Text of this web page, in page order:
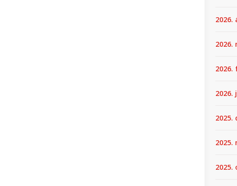
2026.
2026.
2026.
2026.
2025.
2025.
2025.